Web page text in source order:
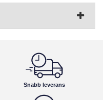
Snabb leverans